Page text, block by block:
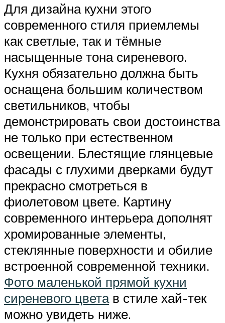
Для дизайна кухни этого
современного стиля приемлемы
как светлые, так и тёмные
насыщенные тона сиреневого.
Кухня обязательно должна быть
оснащена большим количеством
светильников, чтобы
демонстрировать свои достоинства
не только при естественном
освещении. Блестящие глянцевые
фасады с глухими дверками будут
прекрасно смотреться в
фиолетовом цвете. Картину
современного интерьера дополнят
хромированные элементы,
стеклянные поверхности и обилие
встроенной современной техники.
Фото маленькой прямой кухни
сиреневого цветав стиле хай-тек
можно увидеть ниже.